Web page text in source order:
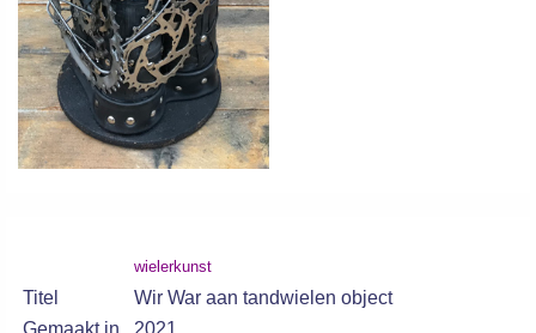
wielerkunst
Titel
Wir War aan tandwielen object
Gemaakt in
2021